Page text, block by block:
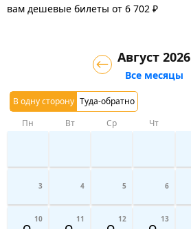
вам дешевые билеты от 6 702 ₽
В одну сторону Туда-обратно
Август 2026
Все месяцы
Пн Вт Ср Чт
3 4 5 6
10 11 12 13